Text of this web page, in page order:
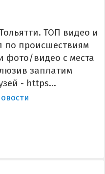
ТОП видео и
по происшествиям
фото/видео с места
заплатим
- https...